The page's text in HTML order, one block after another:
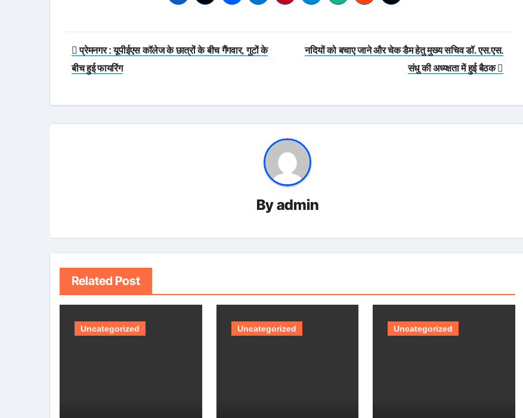
Post
navigation
प्रेमनगर : यूपीईएस कॉलेज के छात्रों के बीच गैंगवार, गुटों के
बीच हुई फायरिंग
नदियों को बचाए जाने और चेक डैम हेतु मुख्य सचिव डॉ. एस.एस.
संधु की अध्य्क्षता में हुई बैठक
Byadmin
Related Post
Uncategorized Uncategorized Uncategorized